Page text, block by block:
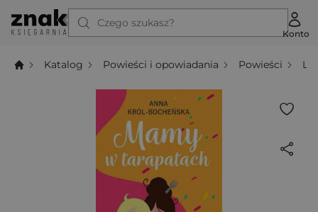
Czego szukasz?
Konto
Katalog Powieści i opowiadania Powieści